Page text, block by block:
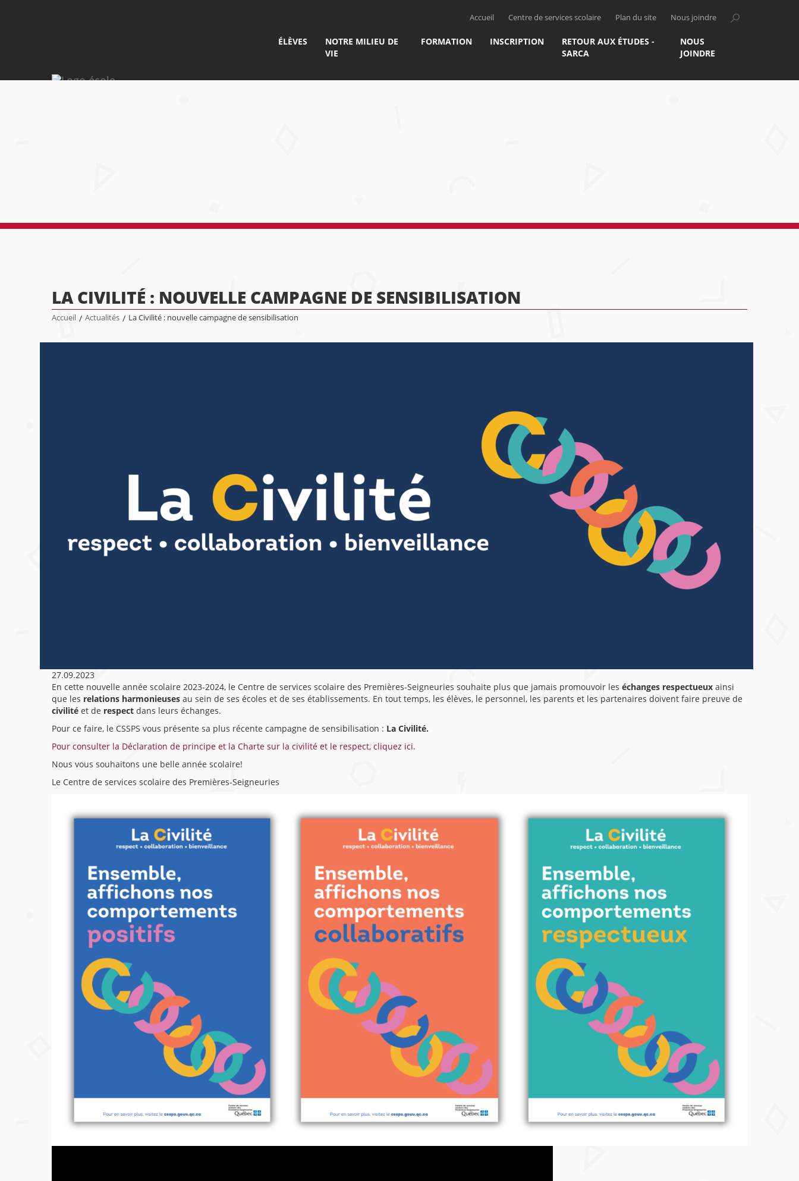
Accueil Centre de services scolaire Plan du site Nous joindre
ÉLÈVES
NOTRE MILIEU DE
VIE
FORMATION INSCRIPTION
RETOUR AUX ÉTUDES -
SARCA
NOUS
JOINDRE
LA CIVILITÉ : NOUVELLE CAMPAGNE DE SENSIBILISATION
Accueil / Actualités / La Civilité : nouvelle campagne de sensibilisation
27.09.2023
En cette nouvelle année scolaire 2023-2024, le Centre de services scolaire des Premières-Seigneuries souhaite plus que jamais promouvoir les échanges respectueux ainsi
que les relations harmonieuses au sein de ses écoles et de ses établissements. En tout temps, les élèves, le personnel, les parents et les partenaires doivent faire preuve de
civilité et de respect dans leurs échanges.
Pour ce faire, le CSSPS vous présente sa plus récente campagne de sensibilisation : La Civilité.
Pour consulter la Déclaration de principe et la Charte sur la civilité et le respect, cliquez ici.
Nous vous souhaitons une belle année scolaire!
Le Centre de services scolaire des Premières-Seigneuries